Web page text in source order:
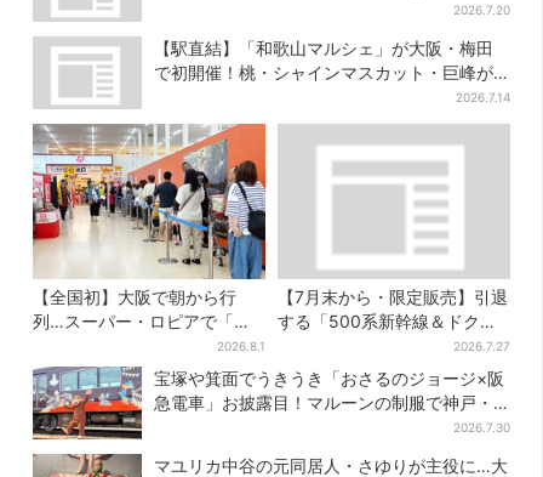
2026.7.20
【駅直結】「和歌山マルシェ」が大阪・梅田
で初開催！桃・シャインマスカット・巨峰が
2026.7.14
【全国初】大阪で朝から行
列…スーパー・ロピアで「ど
デカ抽選会」、開始30分で“1
等黒毛和牛”の当選も
2026.8.1
【7月末から・限定販売】引退
する「500系新幹線＆ドクタ
ーイエロー」×人気ドーナツ店
がコラボ、手土産の切り札に
も
2026.7.27
宝塚や箕面でうきうき「おさるのジョージ×阪
急電車」お披露目！マルーンの制服で神戸・
2026.7.30
マユリカ中谷の元同居人・さゆりが主役に…大